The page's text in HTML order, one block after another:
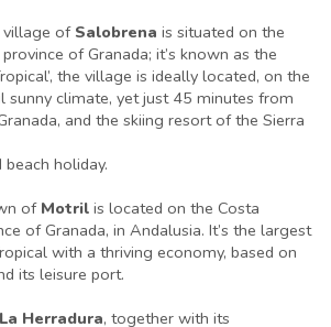
village of Salobrena is situated on the
of Granada; it’s known as the
the village is ideally located, on the
sunny climate, yet just 45 minutes from
and the skiing resort of the Sierra
holiday.
of Motril is located on the Costa
of Granada, in Andalusia. It’s the largest
with a thriving economy, based on
its leisure port.
La Herradura, together with its